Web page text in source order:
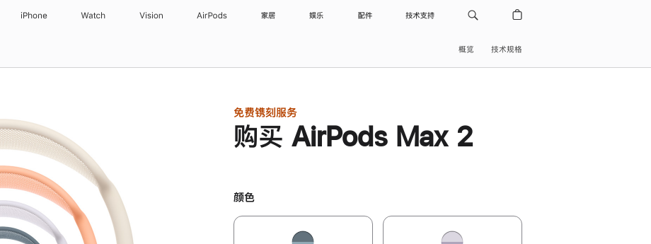
iPhone Watch Vision AirPods 家居 娱乐 配件 技术支持
概览 技术规格
免费镌刻服务
购买 AirPods Max 2
颜色